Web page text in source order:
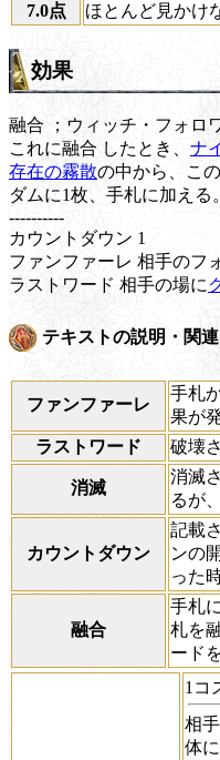
7.0点
ほとんど見かけ
効果
融合 ；ウィッチ・フォロ
これに融合 したとき、 ナ
存在の霧散の中から、こ
ダムに1枚、手札に加える。
----------
カウントダウン 1
ファンファーレ 相手のフ
ラストワード 相手の場に
テキストの説明・関
ファンファーレ
手札
果が
ラストワード
破壊
消滅
消滅
るが
カウントダウン
記載
ンの
った
融合
手札
札を
ード
1コ
相
体